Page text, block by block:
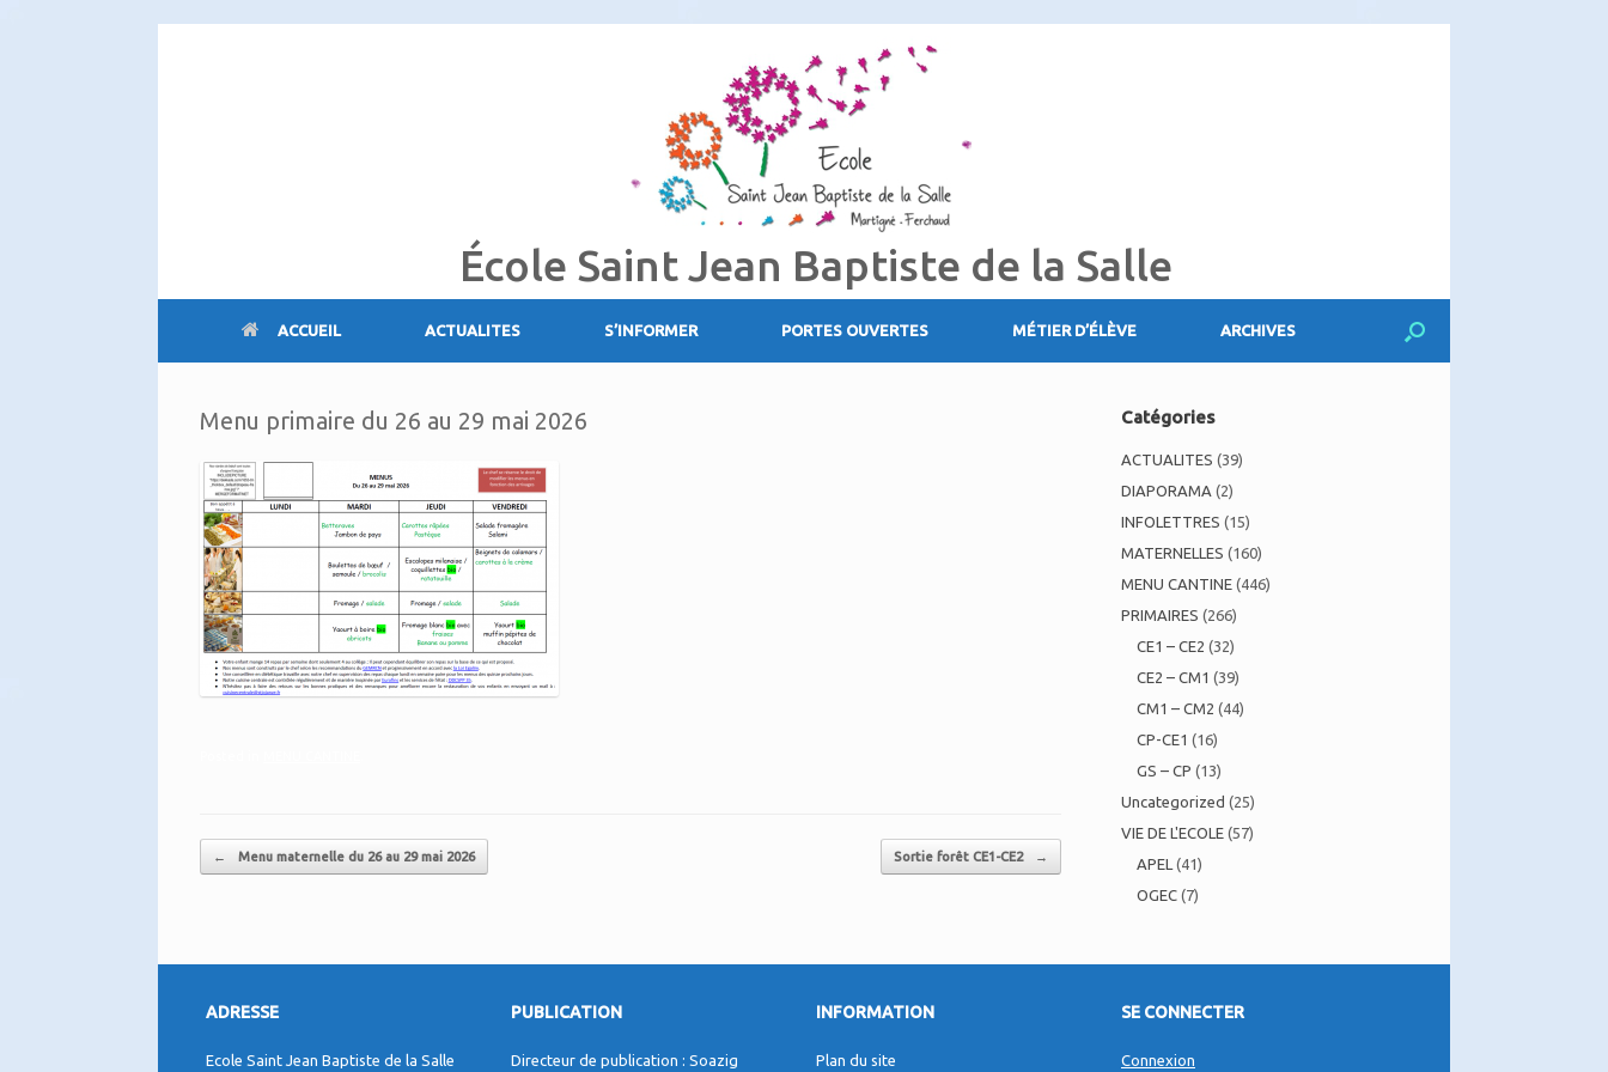
École Saint Jean Baptiste de la Salle
ACCUEIL ACTUALITES S’INFORMER PORTES OUVERTES MÉTIER D’ÉLÈVE ARCHIVES
Menu primaire du 26 au 29 mai 2026
Post navigation
← Menu maternelle du 26 au 29 mai 2026 Sortie forêt CE1-CE2 →
Catégories
ACTUALITES (39)
DIAPORAMA (2)
INFOLETTRES (15)
MATERNELLES (160)
MENU CANTINE (446)
PRIMAIRES (266)
CE1 – CE2 (32)
CE2 – CM1 (39)
CM1 – CM2 (44)
CP-CE1 (16)
GS – CP (13)
Uncategorized (25)
VIE DE L'ECOLE (57)
APEL (41)
OGEC (7)
ADRESSE
Ecole Saint Jean Baptiste de la Salle
PUBLICATION
Directeur de publication : Soazig
INFORMATION
Plan du site
SE CONNECTER
Connexion